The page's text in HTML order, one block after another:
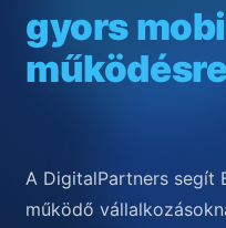
gyors
működésre
A DigitalPartners segít
működő